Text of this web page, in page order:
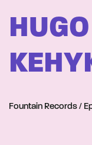
Fountain Records /